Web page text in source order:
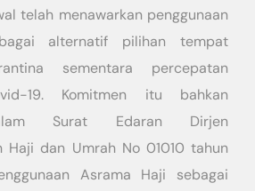
telah menawarkan penggunaan
alternatif pilihan tempat
sementara percepatan
19. Komitmen itu bahkan
Surat Edaran Dirjen
Haji dan Umrah No 01010 tahun
Asrama Haji sebagai